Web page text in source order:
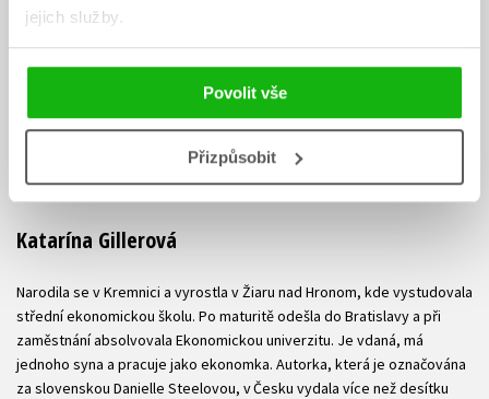
jejich služby.
Povolit vše
Přizpůsobit
Katarína Gillerová
Narodila se v Kremnici a vyrostla v Žiaru nad Hronom, kde vystudovala
střední ekonomickou školu. Po maturitě odešla do Bratislavy a při
zaměstnání absolvovala Ekonomickou univerzitu. Je vdaná, má
jednoho syna a pracuje jako ekonomka. Autorka, která je označována
za slovenskou Danielle Steelovou, v Česku vydala více než desítku